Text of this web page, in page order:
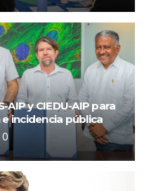
AIP y CIEDU-AIP para
incidencia pública
0